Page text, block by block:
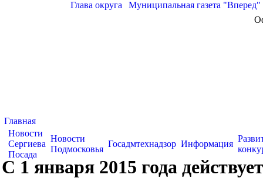
Глава округа Муниципальная газета "Вперед"
Главная
Новости
Сергиева
Посада
Новости
Подмосковья
Госадмтехнадзор Информация
С 1 января 2015 года